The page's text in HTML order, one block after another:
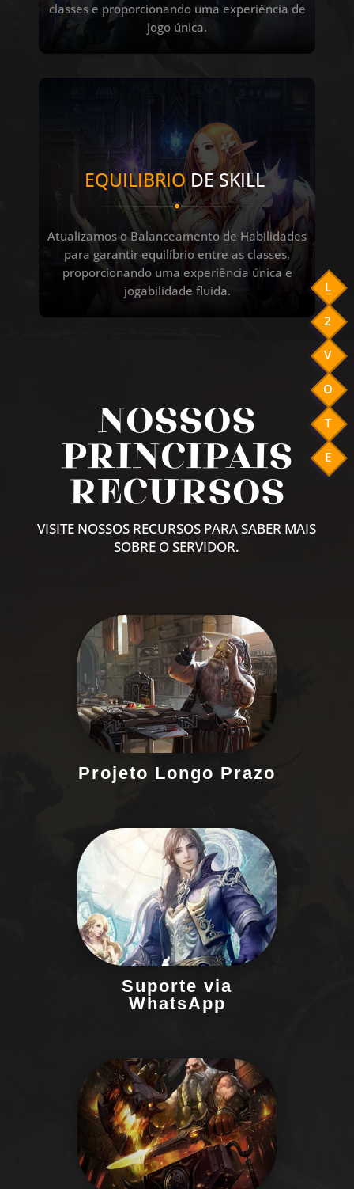
L
2
V
O
T
E
classes e proporcionando uma experiência de
jogo única.
EQUILIBRIODE SKILL
Atualizamos o Balanceamento de Habilidades
para garantir equilíbrio entre as classes,
proporcionando uma experiência única e
jogabilidade fluida.
NOSSOS
PRINCIPAIS
RECURSOS
VISITE NOSSOS RECURSOS PARA SABER MAIS
SOBRE O SERVIDOR.
Projeto Longo Prazo
Servidor confiável e atualizado para
garantir uma experiência estável e
duradoura, sempre em evolução.
Suporte via
WhatsApp
Conte com nossa equipe via
WhatsApp para um suporte
especializado, rápido e eficiente em
3 idiomas sempre que precisar
Junte-se a uma comunidade ativa
onde os jogadores compartilham
experiências e evoluem juntos